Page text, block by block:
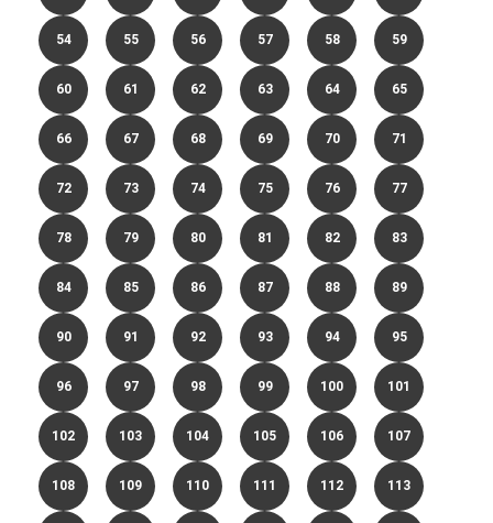
54 55 56 57 58 59
60 61 62 63 64 65
66 67 68 69 70 71
72 73 74 75 76 77
78 79 80 81 82 83
84 85 86 87 88 89
90 91 92 93 94 95
96 97 98 99 100 101
102 103 104 105 106 107
108 109 110 111 112 113